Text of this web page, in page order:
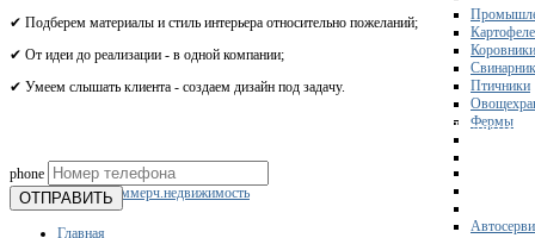
Коровники
Птичники
Фермы
Склады
Коммерч.недвижимость
✔ Подберем материалы и стиль интерьера относительно пожеланий;
✔ От идеи до реализации - в одной компании;
✔ Умеем слышать клиента - создаем дизайн под задачу.
phone
ОТПРАВИТЬ
Главная